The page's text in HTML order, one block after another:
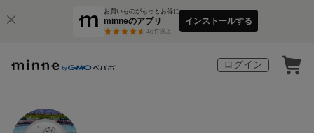
お買いものがもっとお得に
minneのアプリ
3万件以上
インストールする
ログイン